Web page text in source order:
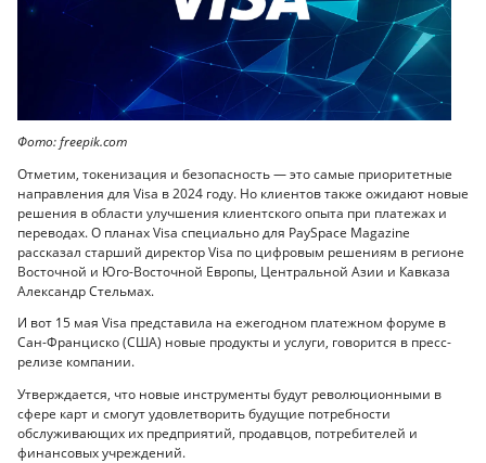
Фото: freepik.com
Отметим, токенизация и безопасность — это самые приоритетные
направления для Visa в 2024 году. Но клиентов также ожидают новые
решения в области улучшения клиентского опыта при платежах и
переводах. О планах Visa специально для PaySpace Magazine
рассказал старший директор Visa по цифровым решениям в регионе
Восточной и Юго-Восточной Европы, Центральной Азии и Кавказа
Александр Стельмах.
И вот 15 мая Visa представила на ежегодном платежном форуме в
Сан-Франциско (США) новые продукты и услуги, говорится в пресс-
релизе компании.
Утверждается, что новые инструменты будут революционными в
сфере карт и смогут удовлетворить будущие потребности
обслуживающих их предприятий, продавцов, потребителей и
финансовых учреждений.